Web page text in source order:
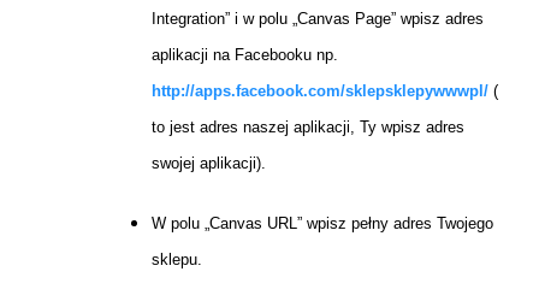
Integration” i w polu „Canvas Page” wpisz adres
aplikacji na Facebooku np.
http://apps.facebook.com/sklepsklepywwwpl/ (
to jest adres naszej aplikacji, Ty wpisz adres
swojej aplikacji).
W polu „Canvas URL” wpisz pełny adres Twojego
sklepu.